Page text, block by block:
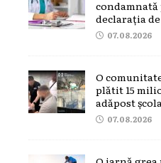
condamnată
declarația
07.08.2026
O
plătit 15
adăpost
07.08.2026